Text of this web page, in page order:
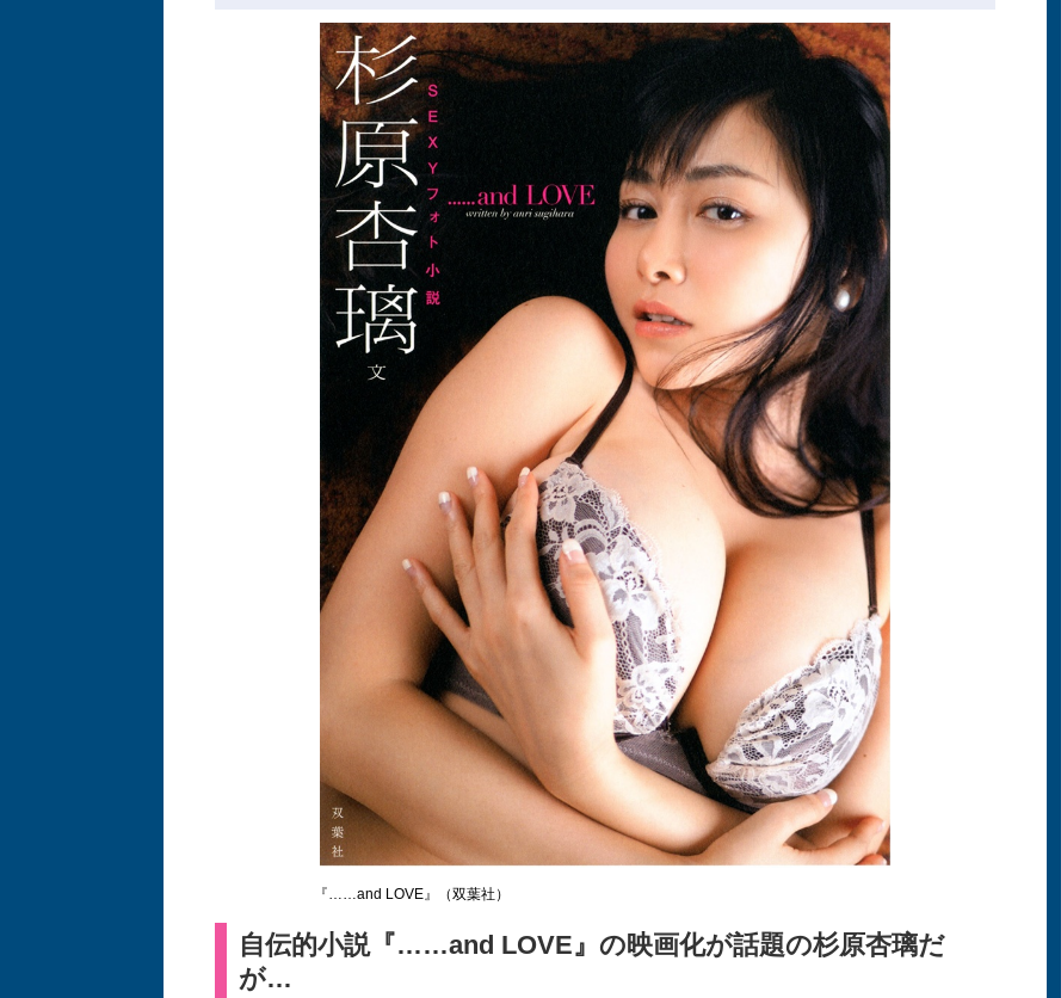
『……and LOVE』（双葉社）
自伝的小説『……and LOVE』の映画化が話題の杉原杏璃だ
が…